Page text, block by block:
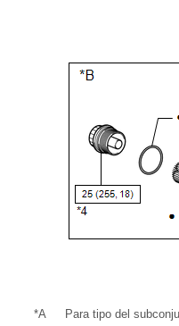
*A Para tipo del